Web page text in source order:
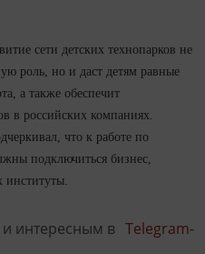
сети детских технопарков не
роль, но и даст детям равные
а также обеспечит
в российских компаниях.
что к работе по
подключиться бизнес,
институты.
интересным в Telegram-